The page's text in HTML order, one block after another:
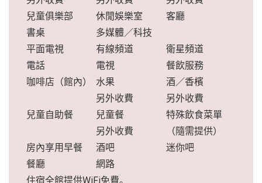
兒童俱樂部
休閒娛樂室
客廳
書桌
多媒體／科技
平面電視
有線頻道
衛星頻道
電話
電視
餐飲服務
咖啡店（館內）
水果
另外收費
酒／香檳
另外收費
兒童自助餐
兒童餐
另外收費
特殊飲食菜單
（隨需提供）
房內享用早餐
酒吧
迷你吧
餐廳
網路
住宿全館提供WiFi免費。